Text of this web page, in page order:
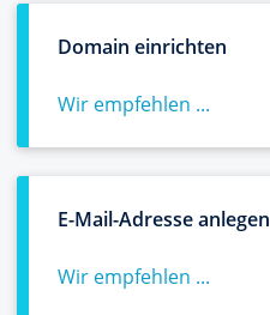
Domain einrichten
Wir empfehlen ...
E-Mail-Adresse anlegen
Wir empfehlen ...